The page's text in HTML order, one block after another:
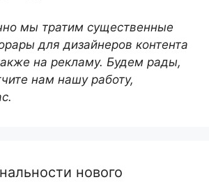
мы тратим существенные
для дизайнеров контента
на рекламу. Будем рады,
нам нашу работу,
нового